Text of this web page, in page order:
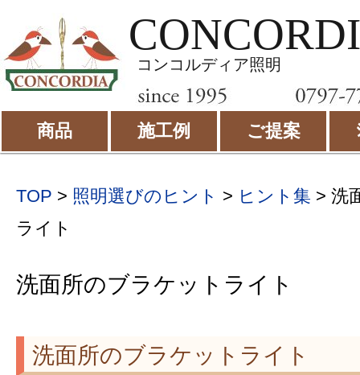
コンコルディア照明
商品 施工例 ご提案
TOP > 照明選びのヒント > ヒント集 > 洗
ライト
洗面所のブラケットライト
洗面所のブラケットライト